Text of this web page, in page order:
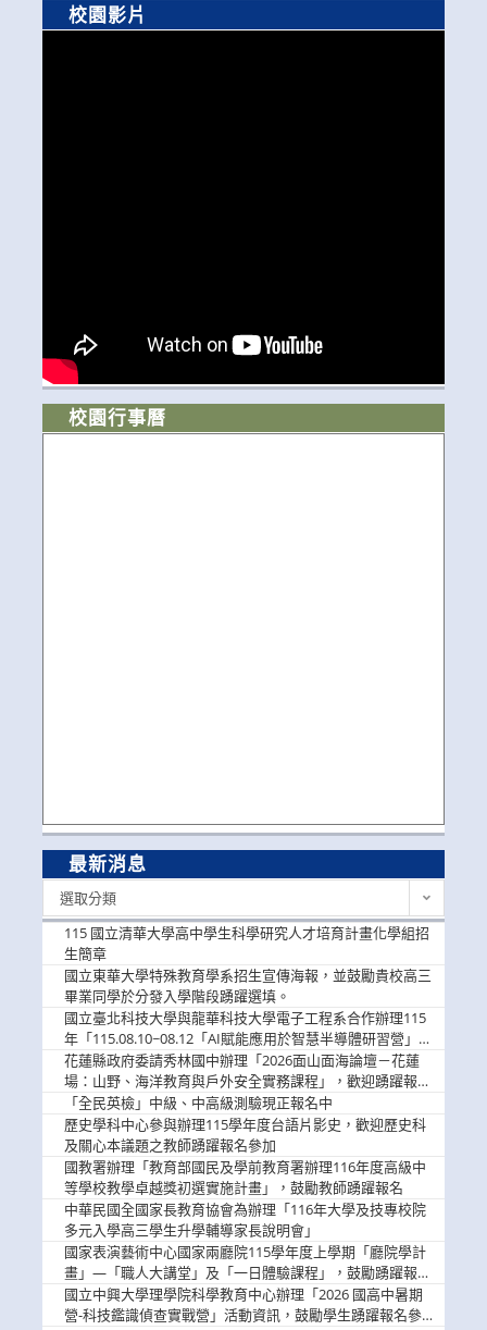
校園影片
校園行事曆
最新消息
選取分類
115 國立清華大學高中學生科學研究人才培育計畫化學組招
生簡章
國立東華大學特殊教育學系招生宣傳海報，並鼓勵貴校高三
畢業同學於分發入學階段踴躍選填。
國立臺北科技大學與龍華科技大學電子工程系合作辦理115
年「115.08.10~08.12「AI賦能應用於智慧半導體研習營」，
歡迎學生踴躍報名參加
花蓮縣政府委請秀林國中辦理「2026面山面海論壇－花蓮
場：山野、海洋教育與戶外安全實務課程」，歡迎踴躍報名
參加
「全民英檢」中級、中高級測驗現正報名中
歷史學科中心參與辦理115學年度台語片影史，歡迎歷史科
及關心本議題之教師踴躍報名參加
國教署辦理「教育部國民及學前教育署辦理116年度高級中
等學校教學卓越獎初選實施計畫」，鼓勵教師踴躍報名
中華民國全國家長教育協會為辦理「116年大學及技專校院
多元入學高三學生升學輔導家長說明會」
國家表演藝術中心國家兩廳院115學年度上學期「廳院學計
畫」—「職人大講堂」及「一日體驗課程」，鼓勵踴躍報名
參與。
國立中興大學理學院科學教育中心辦理「2026 國高中暑期
營-科技鑑識偵查實戰營」活動資訊，鼓勵學生踴躍報名參